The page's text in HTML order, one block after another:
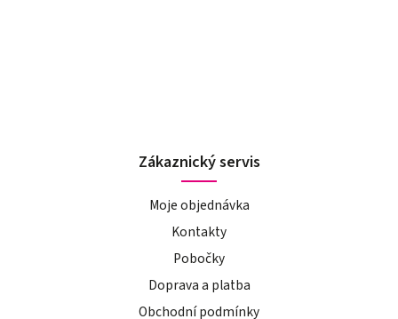
Zákaznický servis
Moje objednávka
Kontakty
Pobočky
Doprava a platba
Obchodní podmínky